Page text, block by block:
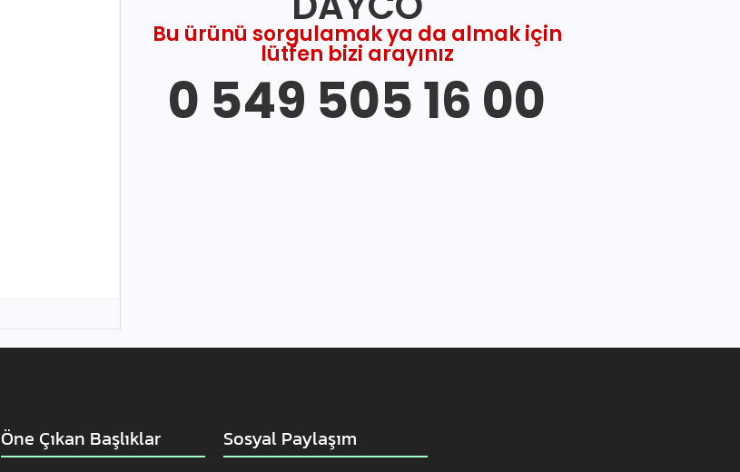
Bu ürünü sorgulamak ya da almak için
lütfen bizi arayınız
0 549 505 16 00
Öne Çıkan Başlıklar Sosyal Paylaşım